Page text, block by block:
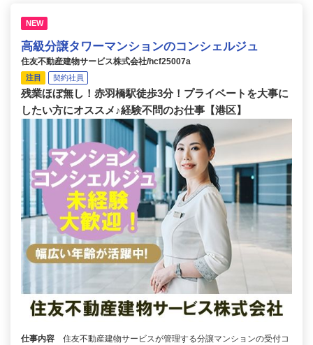
NEW
高級分譲タワーマンションのコンシェルジュ
住友不動産建物サービス株式会社/hcf25007a
注目 契約社員
残業ほぼ無し！赤羽橋駅徒歩3分！プライベートを大事に
したい方にオススメ♪経験不問のお仕事【港区】
仕事内容
住友不動産建物サービスが管理する分譲マンションの受付コ